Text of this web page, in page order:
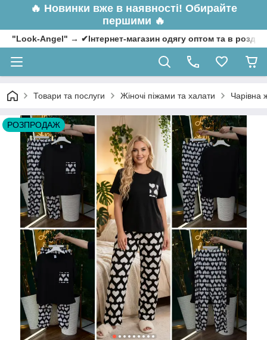
🔥 Новинки вже в наявності! Обирайте
першими 🔥
"Look-Angel" → ✔Інтернет-магазин одягу оптом та в
Товари та послуги Жіночі піжами та халати Чарівна
РОЗПРОДАЖ